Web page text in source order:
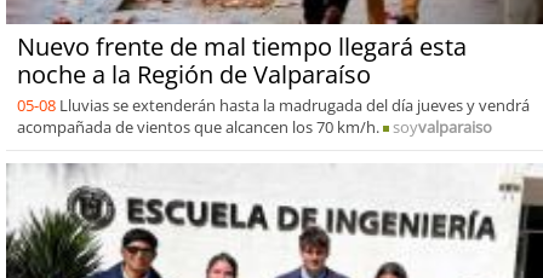
Nuevo frente de mal tiempo llegará esta
noche a la Región de Valparaíso
05-08 Lluvias se extenderán hasta la madrugada del día jueves y vendrá
acompañada de vientos que alcancen los 70 km/h.
soyvalparaiso